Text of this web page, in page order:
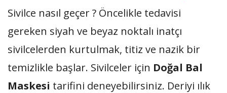
Sivilce nasıl geçer ? Öncelikle tedavisi
gereken siyah ve beyaz noktalı inatçı
sivilcelerden kurtulmak, titiz ve nazik bir
temizlikle başlar. Sivilceler için Doğal Bal
Maskesi tarifini deneyebilirsiniz. Deriyi ılık